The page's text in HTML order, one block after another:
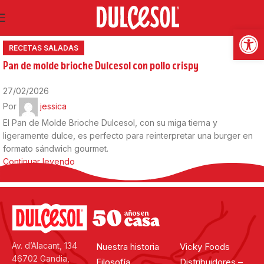
RECETAS SALADAS
Pan de molde brioche Dulcesol con pollo crispy
27/02/2026
Por
jessica
El Pan de Molde Brioche Dulcesol, con su miga tierna y
ligeramente dulce, es perfecto para reinterpretar una burger en
formato sándwich gourmet.
Continuar leyendo
Av. d’Alacant, 134
46702 Gandia,
Nuestra historia
Vicky Foods